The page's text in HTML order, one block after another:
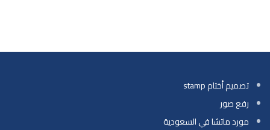
تصميم أختام stamp
رفع صور
مورد ماتشا في السعودية